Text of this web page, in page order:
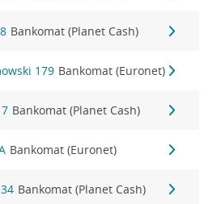
Bankomat (Planet Cash)
179 Bankomat (Euronet)
Bankomat (Planet Cash)
Bankomat (Euronet)
Bankomat (Planet Cash)